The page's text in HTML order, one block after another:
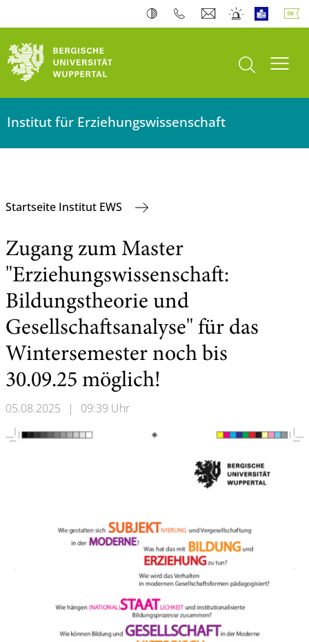
Suche öffnen
Institut für Erziehungswissenschaft
Startseite Institut EWS
Zugang zum Master
"Erziehungswissenschaft:
Bildungstheorie und
Gesellschaftsanalyse" für das
Wintersemester noch bis
30.09.25 möglich!
05.08.2025 | 09:39 Uhr